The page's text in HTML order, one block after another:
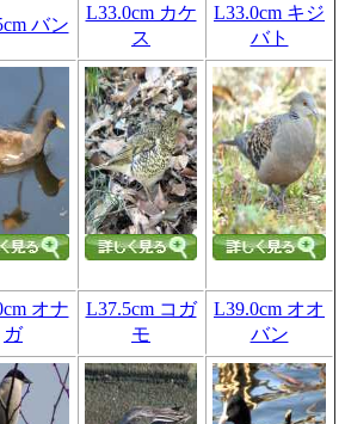
バン
L33.0cm カケ
ス
L33.0cm キジ
バト
オナ
ガ
L37.5cm コガ
モ
L39.0cm オオ
バン